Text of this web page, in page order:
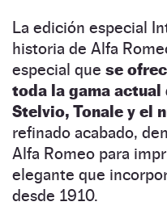
La edición especial
historia de Alfa
especial que se
toda la gama
Stelvio, Tonale y el
refinado acabado,
Alfa Romeo para
elegante que
desde 1910.